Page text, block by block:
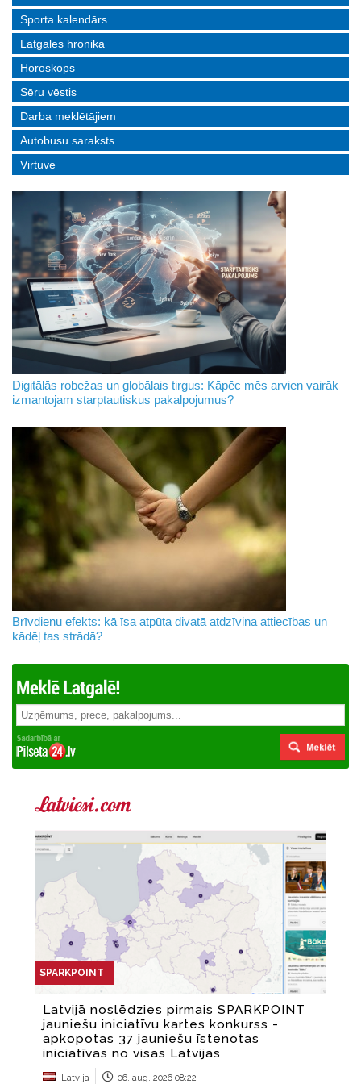
Sporta kalendārs
Latgales hronika
Horoskops
Sēru vēstis
Darba meklētājiem
Autobusu saraksts
Virtuve
Digitālās robežas un globālais tirgus: Kāpēc mēs arvien vairāk
izmantojam starptautiskus pakalpojumus?
Brīvdienu efekts: kā īsa atpūta divatā atdzīvina attiecības un
kādēļ tas strādā?